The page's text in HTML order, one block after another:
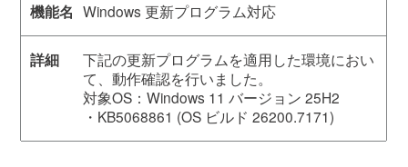
Windows 更新プログラム対応
下記の更新プログラムを適用した環境におい
て、動作確認を行いました。
対象OS：Windows 11 バージョン 25H2
・KB5068861 (OS ビルド 26200.7171)